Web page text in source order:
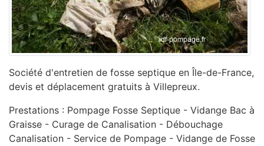
Société d'entretien de fosse septique en Île-de-France,
devis et déplacement gratuits à Villepreux.
Prestations : Pompage Fosse Septique - Vidange Bac à
Graisse - Curage de Canalisation - ‎Débouchage
Canalisation - ‎Service de Pompage - ‎Vidange de Fosse